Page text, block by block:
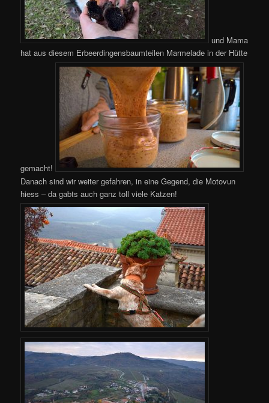
und Mama
hat aus diesem Erbeerdingensbaumteilen Marmelade in der Hütte
gemacht!
Danach sind wir weiter gefahren, in eine Gegend, die Motovun
hiess – da gabts auch ganz toll viele Katzen!